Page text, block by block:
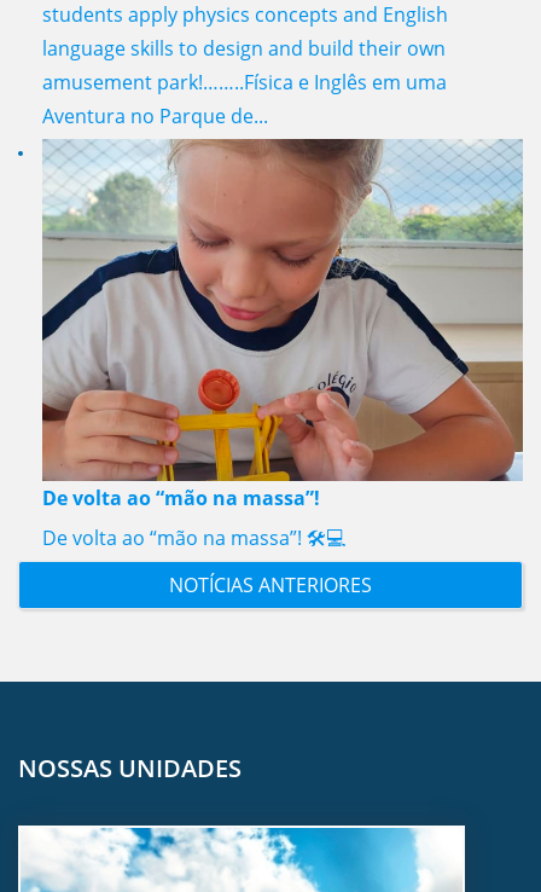
students apply physics concepts and English
language skills to design and build their own
amusement park!……..Física e Inglês em uma
Aventura no Parque de...
De volta ao “mão na massa”!
De volta ao “mão na massa”! 🛠️💻
NOTÍCIAS ANTERIORES
NOSSAS UNIDADES